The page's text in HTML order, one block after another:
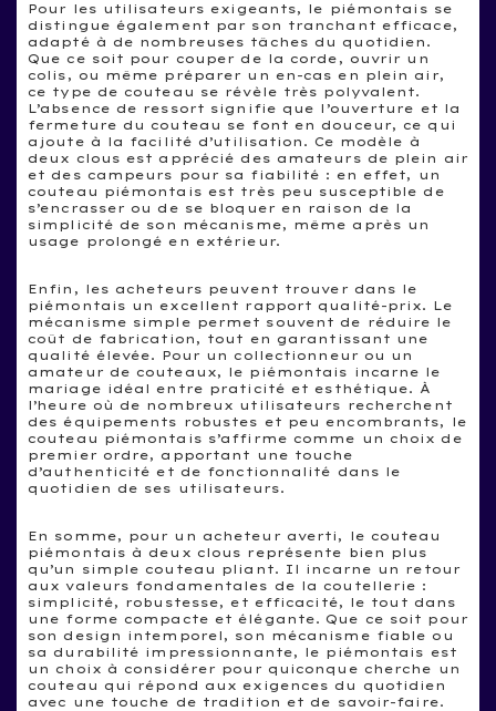
Pour les utilisateurs exigeants, le piémontais se
distingue également par son tranchant efficace,
adapté à de nombreuses tâches du quotidien.
Que ce soit pour couper de la corde, ouvrir un
colis, ou même préparer un en-cas en plein air,
ce type de couteau se révèle très polyvalent.
L’absence de ressort signifie que l’ouverture et la
fermeture du couteau se font en douceur, ce qui
ajoute à la facilité d’utilisation. Ce modèle à
deux clous est apprécié des amateurs de plein air
et des campeurs pour sa fiabilité : en effet, un
couteau piémontais est très peu susceptible de
s’encrasser ou de se bloquer en raison de la
simplicité de son mécanisme, même après un
usage prolongé en extérieur.
Enfin, les acheteurs peuvent trouver dans le
piémontais un excellent rapport qualité-prix. Le
mécanisme simple permet souvent de réduire le
coût de fabrication, tout en garantissant une
qualité élevée. Pour un collectionneur ou un
amateur de couteaux, le piémontais incarne le
mariage idéal entre praticité et esthétique. À
l’heure où de nombreux utilisateurs recherchent
des équipements robustes et peu encombrants, le
couteau piémontais s’affirme comme un choix de
premier ordre, apportant une touche
d’authenticité et de fonctionnalité dans le
quotidien de ses utilisateurs.
En somme, pour un acheteur averti, le couteau
piémontais à deux clous représente bien plus
qu’un simple couteau pliant. Il incarne un retour
aux valeurs fondamentales de la coutellerie :
simplicité, robustesse, et efficacité, le tout dans
une forme compacte et élégante. Que ce soit pour
son design intemporel, son mécanisme fiable ou
sa durabilité impressionnante, le piémontais est
un choix à considérer pour quiconque cherche un
couteau qui répond aux exigences du quotidien
avec une touche de tradition et de savoir-faire.